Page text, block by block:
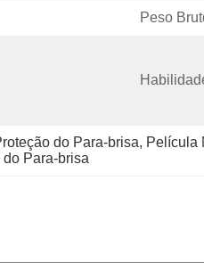
Peso
do Para-brisa, Película
Para-brisa